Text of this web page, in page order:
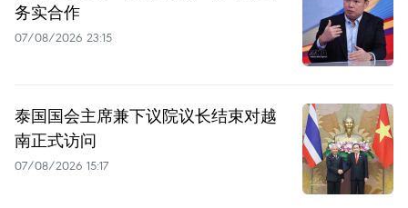
务实合作
07/08/2026 23:15
泰国国会主席兼下议院议长结束对越
南正式访问
07/08/2026 15:17